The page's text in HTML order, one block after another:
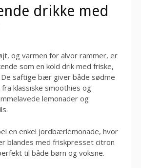
drikke med
og varmen for alvor rammer, er
som en kold drik med friske,
saftige bær giver både sødme
klassiske smoothies og
lemonader og
en enkel jordbærlemonade, hvor
blandes med friskpresset citron
til både børn og voksne.